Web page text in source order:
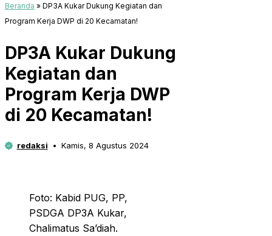
Beranda » DP3A Kukar Dukung Kegiatan dan
Program Kerja DWP di 20 Kecamatan!
DP3A Kukar Dukung
Kegiatan dan
Program Kerja DWP
di 20 Kecamatan!
redaksi Kamis, 8 Agustus 2024
Foto: Kabid PUG, PP,
PSDGA DP3A Kukar,
Chalimatus Sa’diah.